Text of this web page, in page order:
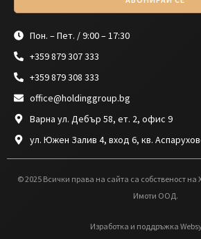
Пон. – Пет. / 9:00 – 17:30
+359 879 307 333
+359 879 308 333
office@holdinggroup.bg
Варна ул. Дебър 58, ет. 2, офис 9
ул. Южен Залив 4, вход 6, кв.
© 2025 Всички права на сайта са собственост
Имоти ООД.
Изработка и поддръжка